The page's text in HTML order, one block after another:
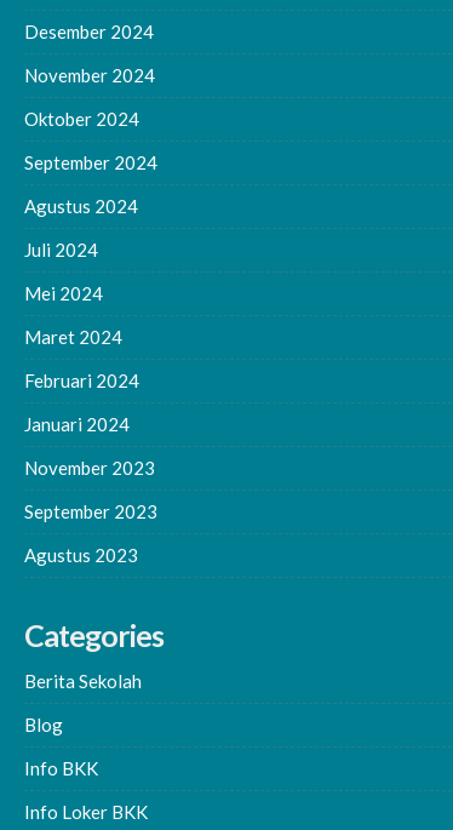
Desember 2024
November 2024
Oktober 2024
September 2024
Agustus 2024
Juli 2024
Mei 2024
Maret 2024
Februari 2024
Januari 2024
November 2023
September 2023
Agustus 2023
Categories
Berita Sekolah
Blog
Info BKK
Info Loker BKK